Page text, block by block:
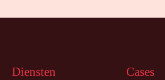
Diensten Cases